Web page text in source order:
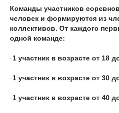
Команды участников
человек и формируются из
коллективов. От каждого
одной команде:
·1 участник в возрасте от 18
·1 участник в возрасте от 30
·1 участник в возрасте от 40